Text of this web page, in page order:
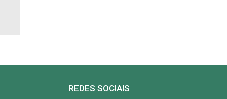
REDES SOCIAIS